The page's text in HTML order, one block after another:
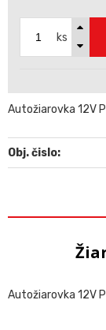
ks
Autožiarovka 12V
Obj. čislo:
Autožiarovka 12V